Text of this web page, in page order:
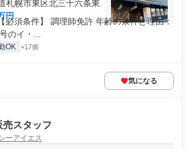
札幌市東区北三十六条東
円
必須条件】 調理師免許 年齢の条件と理由：
のイ・...
OK +17個
気になる
売スタッフ
アイエス